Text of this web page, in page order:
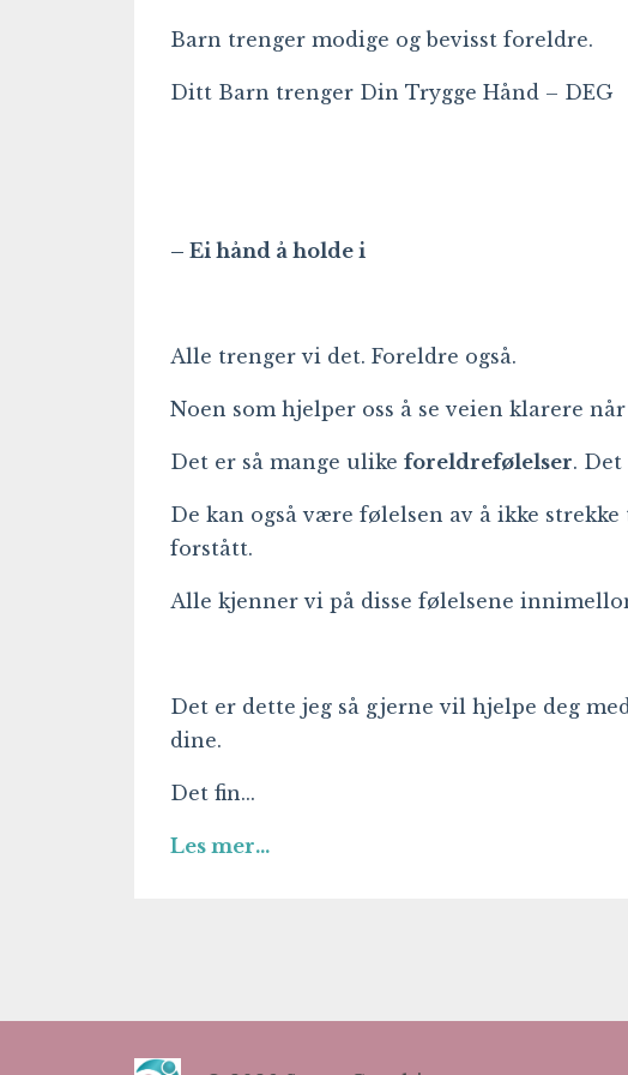
Barn trenger modige og bevisst foreldre.
Ditt Barn trenger Din Trygge Hånd – DEG
– Ei hånd å holde i
Alle trenger vi det. Foreldre også.
Noen som hjelper oss å se veien klarere
Det er så mange ulike foreldrefølelser.
De kan også være følelsen av å ikke
forstått.
Alle kjenner vi på disse følelsene
Det er dette jeg så gjerne vil hjelpe deg
dine.
Det fin...
Les mer...